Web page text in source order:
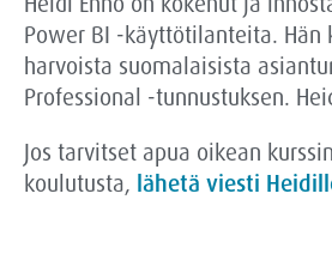
Power BI -käyttötilanteita. Hän
harvoista suomalaisista
Professional -tunnustuksen.
Jos tarvitset apua oikean
koulutusta, lähetä viesti